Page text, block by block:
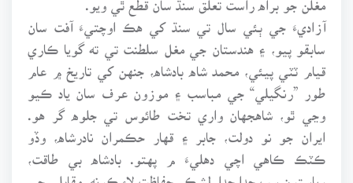
آزاديءَ جي ٻئي سال تي سنڌ کي هڪ اوچتيءَ آفت سان
سابقو پيو، ۽ هندستان جي مغل سلطنت تي ته گويا ڪاري
قيام ٽٽي پيئي، محمد شاه بادشاه، جنهن کي تاريخ ۾ عام
طور ”رنگيلي“ جي مباسب ۽ موزون عرف سان ياد ڪيو
وڃي ٿو، شاهجهان واري تخت طائوس تي جلوه گر هو.
ايران جو نو دولت، جابر ۽ قهار حڪمران نادرشاه، وڏو
ڪٽڪ ڪاهي اچي دهليءَ م پهتو. بادشاه بي طاقت،
رياستون سڀ جدا جدا، لشڪر حفاظت لاءِ ڪونه، مقابلي جي